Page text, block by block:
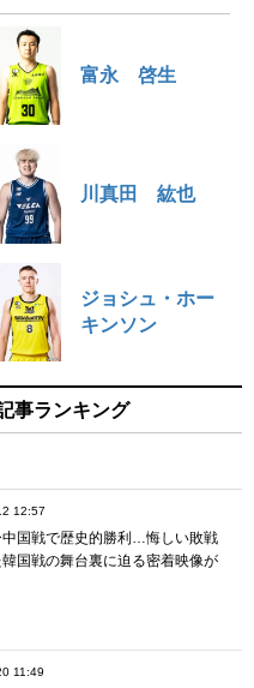
富永 啓生
川真田 紘也
ジョシュ・ホー
キンソン
事ランキング
12:57
中国戦で歴史的勝利…悔しい敗戦
韓国戦の舞台裏に迫る密着映像が
11:49